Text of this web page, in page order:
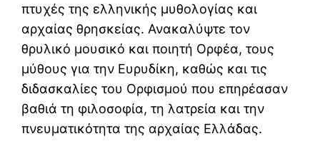
πτυχές της ελληνικής μυθολογίας και
αρχαίας θρησκείας. Ανακαλύψτε τον
θρυλικό μουσικό και ποιητή Ορφέα, τους
μύθους για την Ευρυδίκη, καθώς και τις
διδασκαλίες του Ορφισμού που επηρέασαν
βαθιά τη φιλοσοφία, τη λατρεία και την
πνευματικότητα της αρχαίας Ελλάδας.